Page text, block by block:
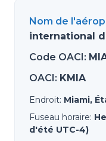
Nom de
international
Code OACI:
OACI: KMIA
Endroit: Miami,
Fuseau horaire:
d'été UTC-4)